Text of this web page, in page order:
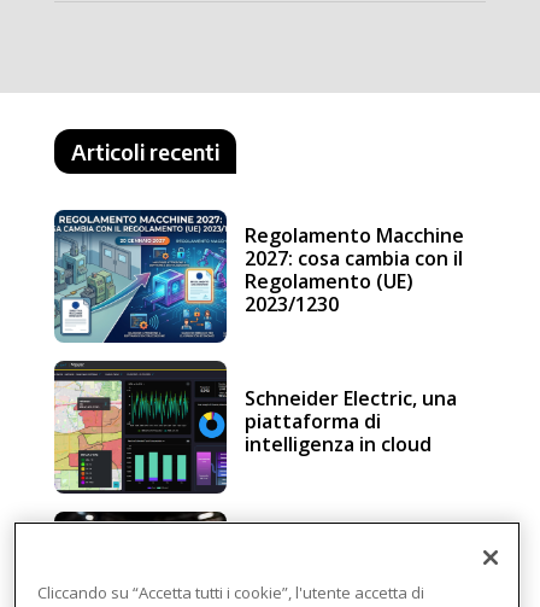
Articoli recenti
Regolamento Macchine
2027: cosa cambia con il
Regolamento (UE)
2023/1230
Schneider Electric, una
piattaforma di
intelligenza in cloud
Regolamento macchine
Cliccando su “Accetta tutti i cookie”, l'utente accetta di